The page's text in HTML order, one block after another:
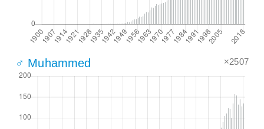
♂ Muhammed ×2507